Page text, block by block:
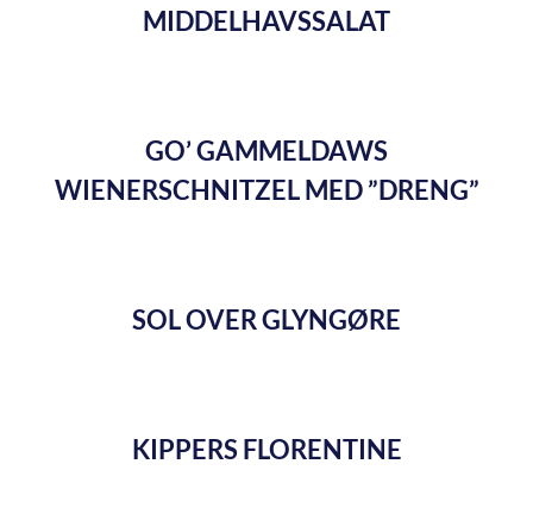
MIDDELHAVSSALAT
GO’ GAMMELDAWS
WIENERSCHNITZEL MED ”DRENG”
SOL OVER GLYNGØRE
KIPPERS FLORENTINE